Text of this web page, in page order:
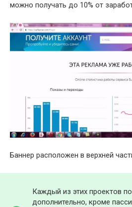
можно получать до 10% от
Баннер расположен в верхней
Каждый из этих проектов
дополнительно, кроме